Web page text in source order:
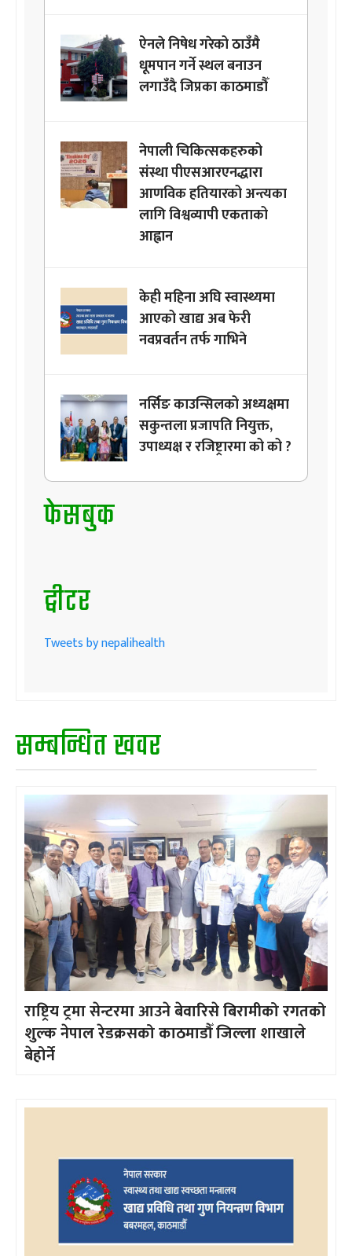
ऐनले निषेध गरेको ठाउँमै
धूमपान गर्ने स्थल बनाउन
लगाउँदै जिप्रका काठमाडौँ
नेपाली चिकित्सकहरुको
संस्था पीएसआरएनद्धारा
आणविक हतियारको अन्त्यका
लागि विश्वव्यापी एकताको
आह्वान
केही महिना अघि स्वास्थ्यमा
आएको खाद्य अब फेरी
नवप्रवर्तन तर्फ गाभिने
नर्सिङ काउन्सिलको अध्यक्षमा
सकुन्तला प्रजापति नियुक्त,
उपाध्यक्ष र रजिष्ट्रारमा को को ?
फेसबुक
ट्वीटर
Tweets by nepalihealth
सम्बन्धित खवर
राष्ट्रिय ट्रमा सेन्टरमा आउने बेवारिसे बिरामीको रगतको
शुल्क नेपाल रेडक्रसको काठमाडौँ जिल्ला शाखाले
बेहोर्ने